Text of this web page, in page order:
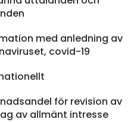
med anledning av
covid-19
för revision av
av allmänt intresse